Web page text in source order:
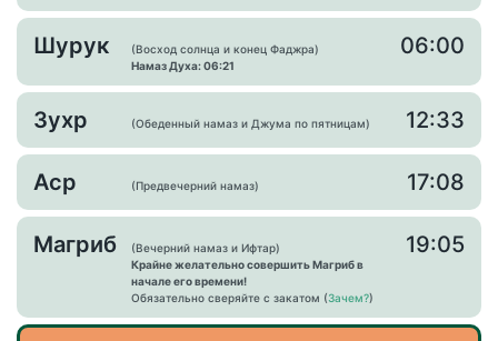
Шурук
(Восход солнца и конец Фаджра)
Намаз Духа: 06:21
06:00
Зухр (Обеденный намаз и Джума по пятницам) 12:33
Аср (Предвечерний намаз) 17:08
Магриб
(Вечерний намаз и Ифтар)
Крайне желательно совершить Магриб в
начале его времени!
Обязательно сверяйте с закатом (Зачем?)
19:05